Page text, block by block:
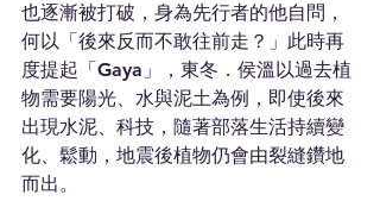
也逐漸被打破，身為先行者的他自問，
何以「後來反而不敢往前走？」此時再
度提起「Gaya」，東冬．侯溫以過去植
物需要陽光、水與泥土為例，即使後來
出現水泥、科技，隨著部落生活持續變
化、鬆動，地震後植物仍會由裂縫鑽地
而出。